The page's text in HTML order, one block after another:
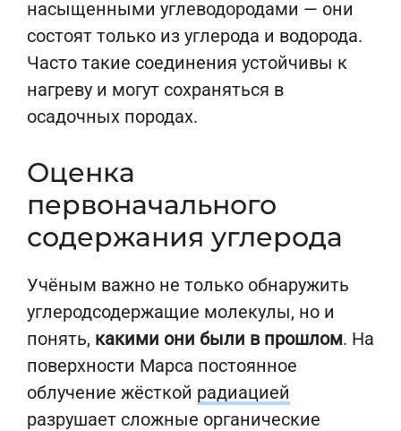
насыщенными углеводородами — они
состоят только из углерода и водорода.
Часто такие соединения устойчивы к
нагреву и могут сохраняться в
осадочных породах.
Оценка
первоначального
содержания углерода
Учёным важно не только обнаружить
углеродсодержащие молекулы, но и
понять, какими они были в прошлом. На
поверхности Марса постоянное
облучение жёсткой радиацией
разрушает сложные органические